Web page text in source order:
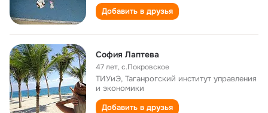
Добавить в друзья
София Лаптева
47 лет,с.Покровское
ТИУиЭ, Таганрогский институт управления
и экономики
Добавить в друзья